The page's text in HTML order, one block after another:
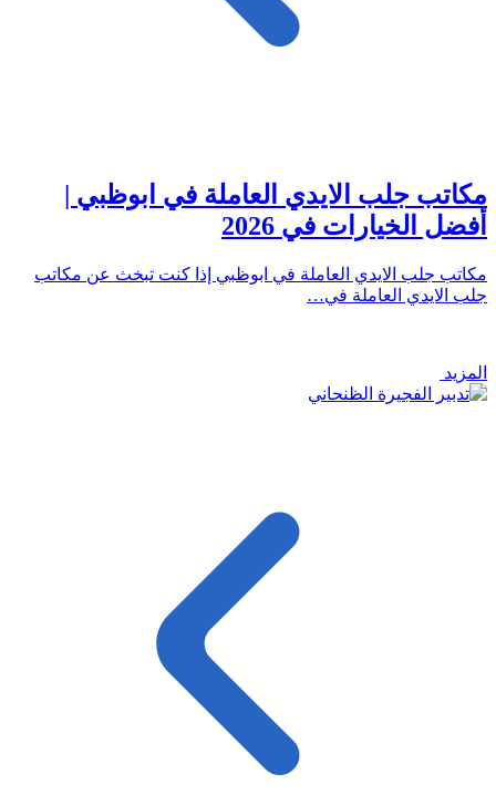
مكاتب جلب الايدي العاملة في ابوظبي |
أفضل الخيارات في 2026
مكاتب جلب الايدي العاملة في ابوظبي إذا كنت تبخث عن مكاتب
جلب الايدي العاملة في…
المزيد